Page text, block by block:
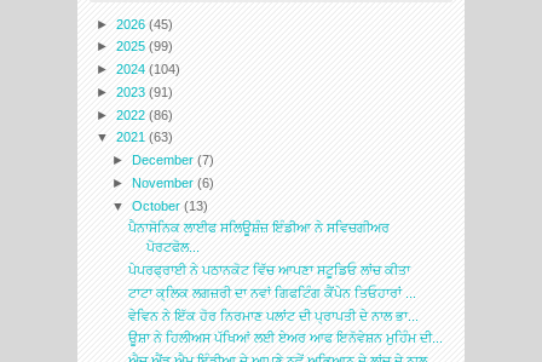
► 2026 (45)
► 2025 (99)
► 2024 (104)
► 2023 (91)
► 2022 (86)
▼ 2021 (63)
► December(7)
►November(6)
▼October(13)
ਪੈਨਾਸੋਨਿਕ ਲਾਈਫ ਸਲਿਊਸ਼ੰਜ਼ ਇੰਡੀਆ ਨੇ ਸਵਿਚਗੀਅਰ
ਪੋਰਟਫੋਲ...
ਪੇਪਰਫ੍ਰਾਈ ਨੇ ਪਠਾਨਕੋਟ ਵਿੱਚ ਆਪਣਾ ਸਟੂਡਿਓ ਲਾਂਚ ਕੀਤਾ
ਟਾਟਾ ਕ੍ਲਿਕ ਲਗਜ਼ਰੀ ਦਾ ਨਵਾਂ ਗਿਫਟਿੰਗ ਕੈਂਪੇਨ ਤਿਓਹਾਰਾਂ ...
ਵੇਵਿਨ ਨੇ ਇੱਕ ਹੋਰ ਨਿਰਮਾਣ ਪਲਾਂਟ ਦੀ ਪ੍ਰਾਪਤੀ ਦੇ ਨਾਲ ਭਾ...
ਊਸ਼ਾ ਨੇ ਹਿਲੀਅਸ ਪੱਖਿਆਂ ਲਈ ਏਅਰ ਆਫ ਇਨੋਵੇਸ਼ਨ ਮੁਹਿੰਮ ਦੀ...